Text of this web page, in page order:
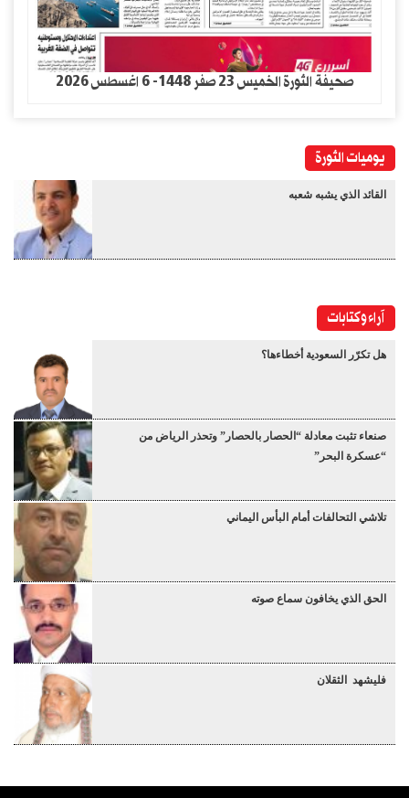
صحيفة الثورة الخميس 23 صفر 1448- 6 اغسطس 2026
يوميات الثورة
القائد الذي يشبه شعبه
آراء وكتابات
هل تكرّر السعودية أخطاءها؟
صنعاء تثبت معادلة “الحصار بالحصار” وتحذر الرياض من
“عسكرة البحر”
تلاشي التحالفات أمام البأس اليماني
الحق الذي يخافون سماع صوته
فليشهد الثقلان